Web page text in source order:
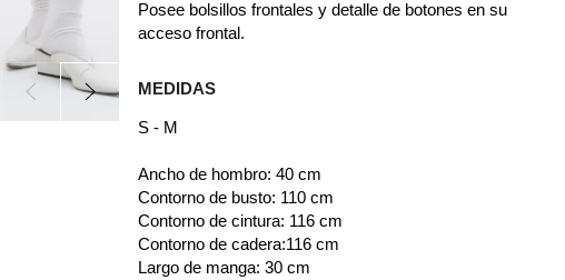
Posee bolsillos frontales y detalle de botones en su
acceso frontal.
MEDIDAS
S - M
Ancho de hombro: 40 cm
Contorno de busto: 110 cm
Contorno de cintura: 116 cm
Contorno de cadera:116 cm
Largo de manga: 30 cm